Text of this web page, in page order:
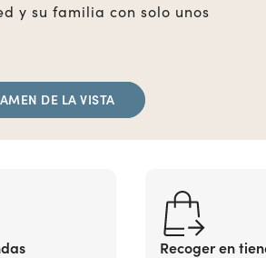
y su familia con solo unos
DE LA VISTA
Recoger en